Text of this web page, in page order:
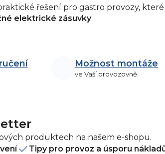
řešení pro gastro provozy,
elektrické zásuvky.
Možnost montáže
ve Vaší provozovně
produktech na našem e-shopu.
Tipy pro provoz a úsporu